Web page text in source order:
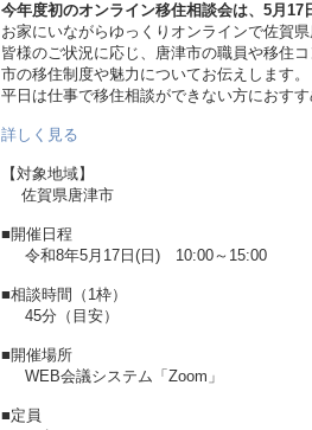
今年度初のオンライン移住相談会は、5月17
お家にいながらゆっくりオンラインで佐賀
皆様のご状況に応じ、唐津市の職員や移住
市の移住制度や魅力についてお伝えします。
平日は仕事で移住相談ができない方におす
詳しく見る
【対象地域】
佐賀県唐津市
■開催日程
令和8年5月17日(日) 10:00～15:00
■相談時間（1枠）
45分（目安）
■開催場所
WEB会議システム「Zoom」
■定員